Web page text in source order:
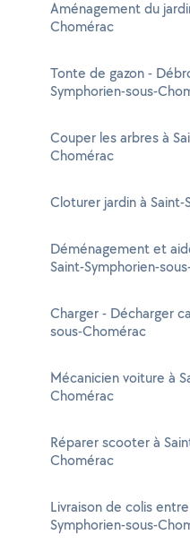
Aménagement du
Chomérac
Tonte de gazon -
Symphorien-sous-
Couper les arbres à
Chomérac
Cloturer jardin à
Déménagement et
Saint-Symphorien-
Charger - Décharger
sous-Chomérac
Mécanicien voiture à
Chomérac
Réparer scooter à
Chomérac
Livraison de colis
Symphorien-sous-